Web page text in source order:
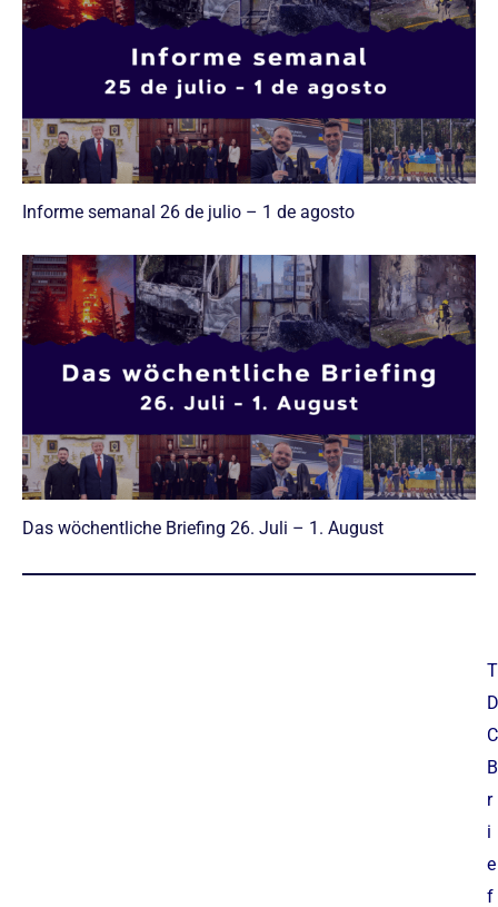
Informe semanal 26 de julio – 1 de agosto
Das wöchentliche Briefing 26. Juli – 1. August
T
D
C
B
r
i
e
f